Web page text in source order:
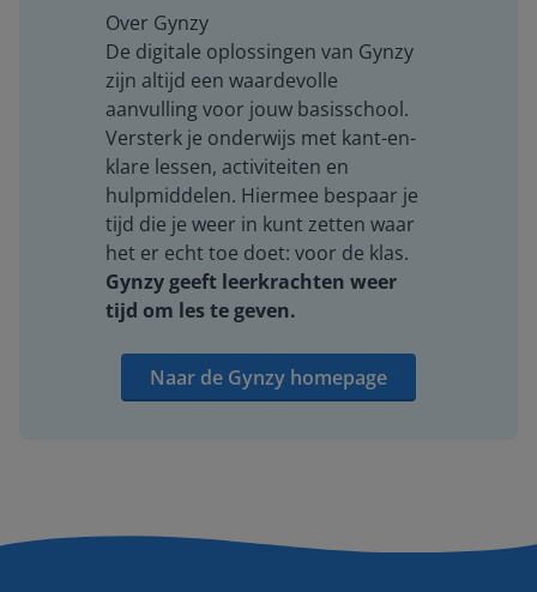
Over Gynzy
De digitale oplossingen van Gynzy
zijn altijd een waardevolle
aanvulling voor jouw basisschool.
Versterk je onderwijs met kant-en-
klare lessen, activiteiten en
hulpmiddelen. Hiermee bespaar je
tijd die je weer in kunt zetten waar
het er echt toe doet: voor de klas.
Gynzy geeft leerkrachten weer
tijd om les te geven.
Naar de Gynzy homepage